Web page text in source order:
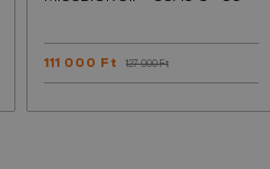
111 000 Ft 127 000 Ft